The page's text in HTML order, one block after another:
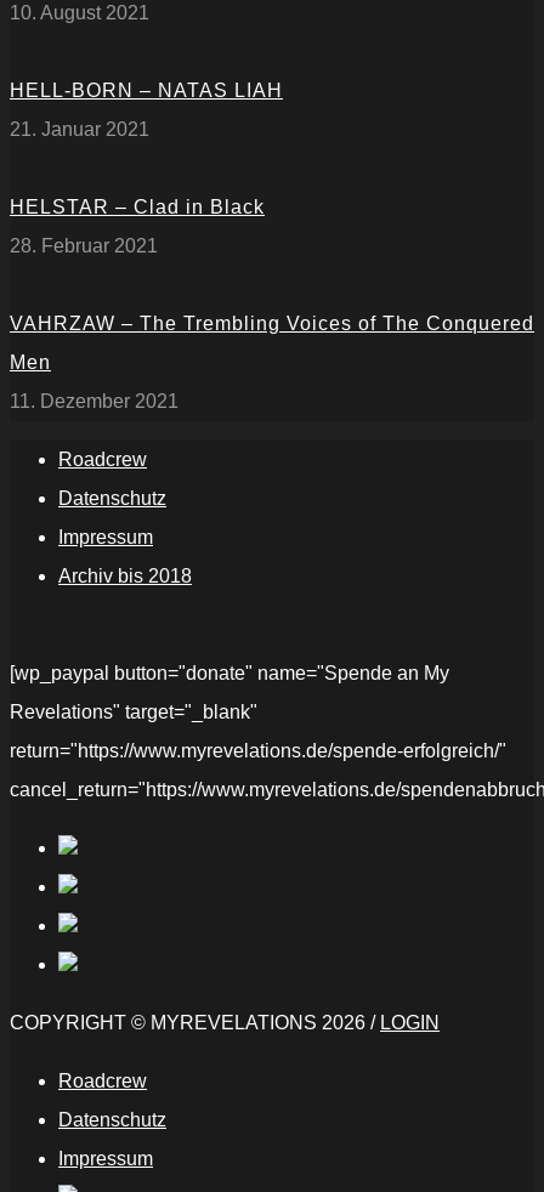
10. August 2021
HELL-BORN – NATAS LIAH
21. Januar 2021
HELSTAR – Clad in Black
28. Februar 2021
VAHRZAW – The Trembling Voices of The Conquered
Men
11. Dezember 2021
Roadcrew
Datenschutz
Impressum
Archiv bis 2018
[wp_paypal button="donate" name="Spende an My
Revelations" target="_blank"
return="https://www.myrevelations.de/spende-erfolgreich/"
cancel_return="https://www.myrevelations.de/
COPYRIGHT © MYREVELATIONS 2026 / LOGIN
Roadcrew
Datenschutz
Impressum